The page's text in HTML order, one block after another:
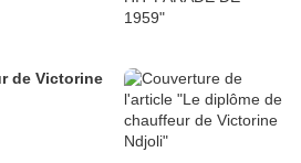
de Victorine